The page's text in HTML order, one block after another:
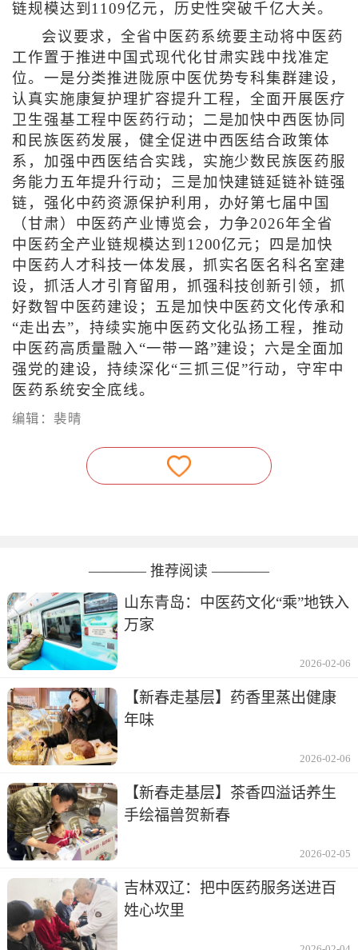
链规模达到1109亿元，历史性突破千亿大关。
会议要求，全省中医药系统要主动将中医药
工作置于推进中国式现代化甘肃实践中找准定
位。一是分类推进陇原中医优势专科集群建设，
认真实施康复护理扩容提升工程，全面开展医疗
卫生强基工程中医药行动；二是加快中西医协同
和民族医药发展，健全促进中西医结合政策体
系，加强中西医结合实践，实施少数民族医药服
务能力五年提升行动；三是加快建链延链补链强
链，强化中药资源保护利用，办好第七届中国
（甘肃）中医药产业博览会，力争2026年全省
中医药全产业链规模达到1200亿元；四是加快
中医药人才科技一体发展，抓实名医名科名室建
设，抓活人才引育留用，抓强科技创新引领，抓
好数智中医药建设；五是加快中医药文化传承和
“走出去”，持续实施中医药文化弘扬工程，推动
中医药高质量融入“一带一路”建设；六是全面加
强党的建设，持续深化“三抓三促”行动，守牢中
医药系统安全底线。
编辑：裴晴
———— 推荐阅读 ————
山东青岛：中医药文化“乘”地铁入
万家
2026-02-06
【新春走基层】药香里蒸出健康
年味
2026-02-06
【新春走基层】茶香四溢话养生
手绘福兽贺新春
2026-02-05
吉林双辽：把中医药服务送进百
姓心坎里